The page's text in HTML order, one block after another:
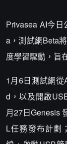
Privasea AI今
a，測試網Beta
度學習驅動，旨
1月6日測試網
d，以及開啟
月27日Genesis
L任務發布計劃